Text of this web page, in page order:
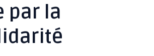
par la